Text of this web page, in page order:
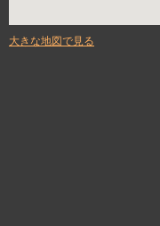
大きな地図で見る